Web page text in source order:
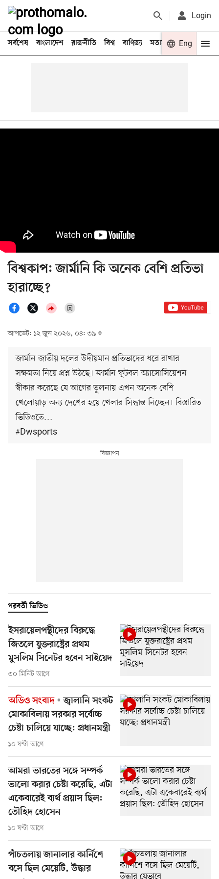
Login
সর্বশেষ বাংলাদেশ রাজনীতি বিশ্ব বাণিজ্য মতামত খেলা
Eng
বিশ্বকাপ: জার্মানি কি অনেক বেশি প্রতিভা
হারাচ্ছে?
আপডেট: ১২ জুন ২০২৬, ০৪: ৩৯
জার্মান জাতীয় দলের উদীয়মান প্রতিভাদের ধরে রাখার
সক্ষমতা নিয়ে প্রশ্ন উঠছে। জার্মান ফুটবল অ্যাসোসিয়েশন
স্বীকার করেছে যে আগের তুলনায় এখন অনেক বেশি
খেলোয়াড় অন্য দেশের হয়ে খেলার সিদ্ধান্ত নিচ্ছেন। বিস্তারিত
ভিডিওতে…
#Dwsports
পরবর্তী ভিডিও
ইসরায়েলপন্থীদের বিরুদ্ধে
জিতলে যুক্তরাষ্ট্রের প্রথম
মুসলিম সিনেটর হবেন সাইয়েদ
৩০ মিনিট আগে
অডিও সংবাদ
জ্বালানি সংকট
মোকাবিলায় সরকার সর্বোচ্চ
চেষ্টা চালিয়ে যাচ্ছে: প্রধানমন্ত্রী
১০ ঘণ্টা আগে
আমরা ভারতের সঙ্গে সম্পর্ক
ভালো করার চেষ্টা করেছি, এটা
একেবারেই ব্যর্থ প্রয়াস ছিল:
তৌহিদ হোসেন
১০ ঘণ্টা আগে
পাঁচতলায় জানালার কার্নিশে
বসে ছিল মেয়েটি, উদ্ধার